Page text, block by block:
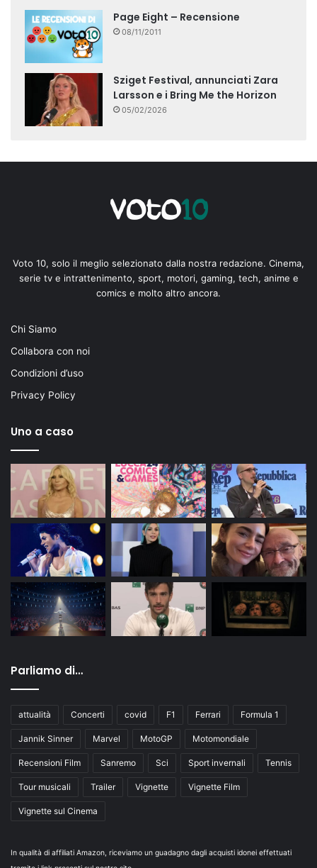
Page Eight – Recensione
08/11/2011
Sziget Festival, annunciati Zara
Larsson e i Bring Me the Horizon
05/02/2026
Voto 10, solo il meglio selezionato dalla nostra redazione. Cinema,
serie tv e intrattenimento, sport, motori, gaming, tech, anime e
comics e molto altro ancora.
Chi Siamo
Collabora con noi
Condizioni d’uso
Privacy Policy
Uno a caso
Parliamo di…
attualità Concerti covid F1 Ferrari Formula 1
Jannik Sinner Marvel MotoGP Motomondiale
Recensioni Film Sanremo Sci Sport invernali Tennis
Tour musicali Trailer Vignette Vignette Film
Vignette sul Cinema
In qualità di affiliati Amazon, riceviamo un guadagno dagli acquisti idonei effettuati